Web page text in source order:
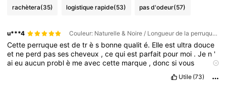
rachètera(35) logistique rapide(53) pas d'odeur(57)
u***4 Couleur: Naturelle & Noire / Longueur de la perruque: 18 inch / Densité et bonnets: 7-5 Sans colle 200%
Cette perruqueestdetrès bonnequalité. Elleest ultradouce
et ne perd passescheveux ,cequiest parfait pour moi .Je n '
aieuaucun problè meaveccette marque ,doncsivous
Utile (73)